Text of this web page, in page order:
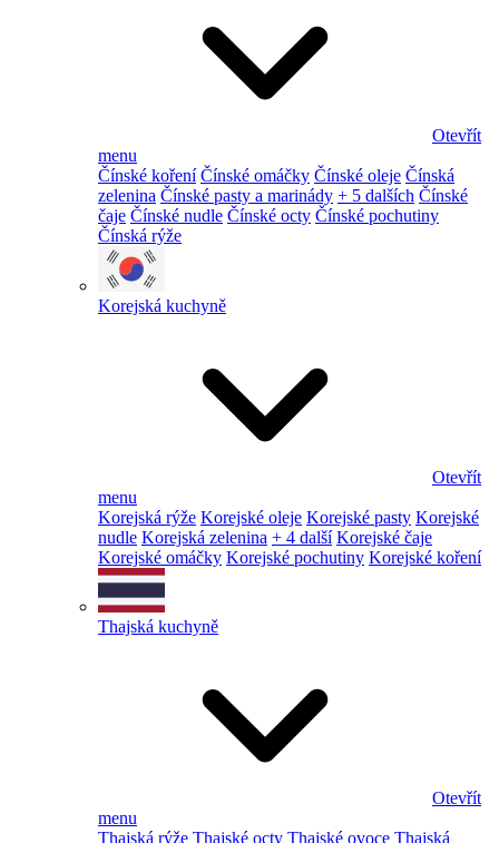
Otevřít
menu
Čínské koření Čínské omáčky Čínské oleje Čínská
zelenina Čínské pasty a marinády + 5 dalších Čínské
čaje Čínské nudle Čínské octy Čínské pochutiny
Čínská rýže
Korejská kuchyně
Otevřít
menu
Korejská rýže Korejské oleje Korejské pasty Korejské
nudle Korejská zelenina + 4 další Korejské čaje
Korejské omáčky Korejské pochutiny Korejské koření
Thajská kuchyně
Otevřít
menu
Thajská rýže Thajské octy Thajské ovoce Thajská